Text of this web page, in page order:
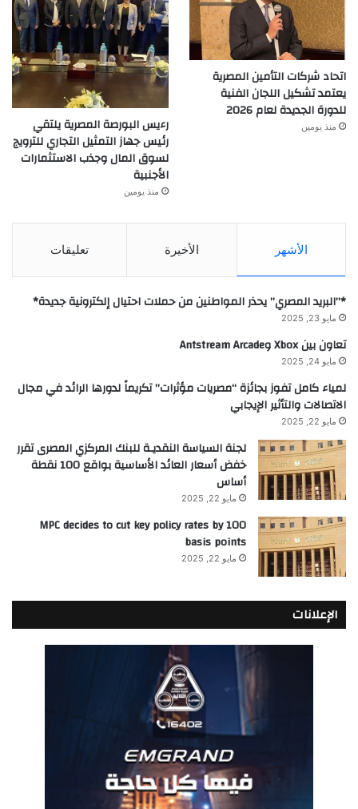
اتحاد شركات التأمين المصرية
يعتمد تشكيل اللجان الفنية
للدورة الجديدة لعام 2026
منذ يومين
رءيس البورصة المصرية يلتقي
رئيس جهاز التمثيل التجاري للترويج
لسوق المال وجذب الاستثمارات
الأجنبية
منذ يومين
الأشهر الأخيرة تعليقات
*”البريد المصري” يحذر المواطنين من حملات احتيال إلكترونية جديدة*
مايو 23, 2025
تعاون بين Xbox وAntstream Arcade
مايو 24, 2025
لمياء كامل تفوز بجائزة “مصريات مؤثرات” تكريماً لدورها الرائد في مجال
الاتصالات والتأثير الإيجابي
مايو 22, 2025
لجنة السياسة النقديـة للبنك المركزي المصرى تقرر
خفض أسعار العائد الأساسية بواقع 100 نقطة
أساس
مايو 22, 2025
MPC decides to cut key policy rates by 100
basis points
مايو 22, 2025
الإعلانات